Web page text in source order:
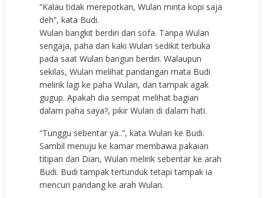
“Kalau tidak merepotkan, Wulan minta kopi saja
deh”, kata Budi.
Wulan bangkit berdiri dari sofa. Tanpa Wulan
sengaja, paha dan kaki Wulan sedikit terbuka
pada saat Wulan bangun berdiri. Walaupun
sekilas, Wulan melihat pandangan mata Budi
melirik lagi ke paha Wulan, dan tampak agak
gugup. Apakah dia sempat melihat bagian
dalam paha saya?, pikir Wulan di dalam hati.
“Tunggu sebentar ya..”, kata Wulan ke Budi.
Sambil menuju ke kamar membawa pakaian
titipan dari Dian, Wulan melirik sebentar ke arah
Budi. Budi tampak tertunduk tetapi tampak ia
mencuri pandang ke arah Wulan.